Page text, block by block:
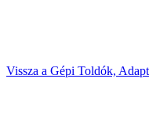
Vissza a Gépi Toldók,